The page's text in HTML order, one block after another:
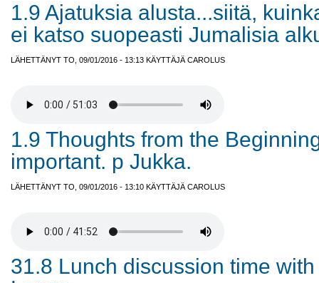
1.9 Ajatuksia alusta...siitä,
ei katso suopeasti Jumalisia
LÄHETTÄNYT TO, 09/01/2016 - 13:13 KÄYTTÄJÄ CAROLUS
1.9 Thoughts from the
important. p Jukka.
LÄHETTÄNYT TO, 09/01/2016 - 13:10 KÄYTTÄJÄ CAROLUS
31.8 Lunch discussion time